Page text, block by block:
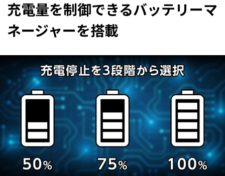
充電量を制御できるバッテリーマ
ネージャーを搭載